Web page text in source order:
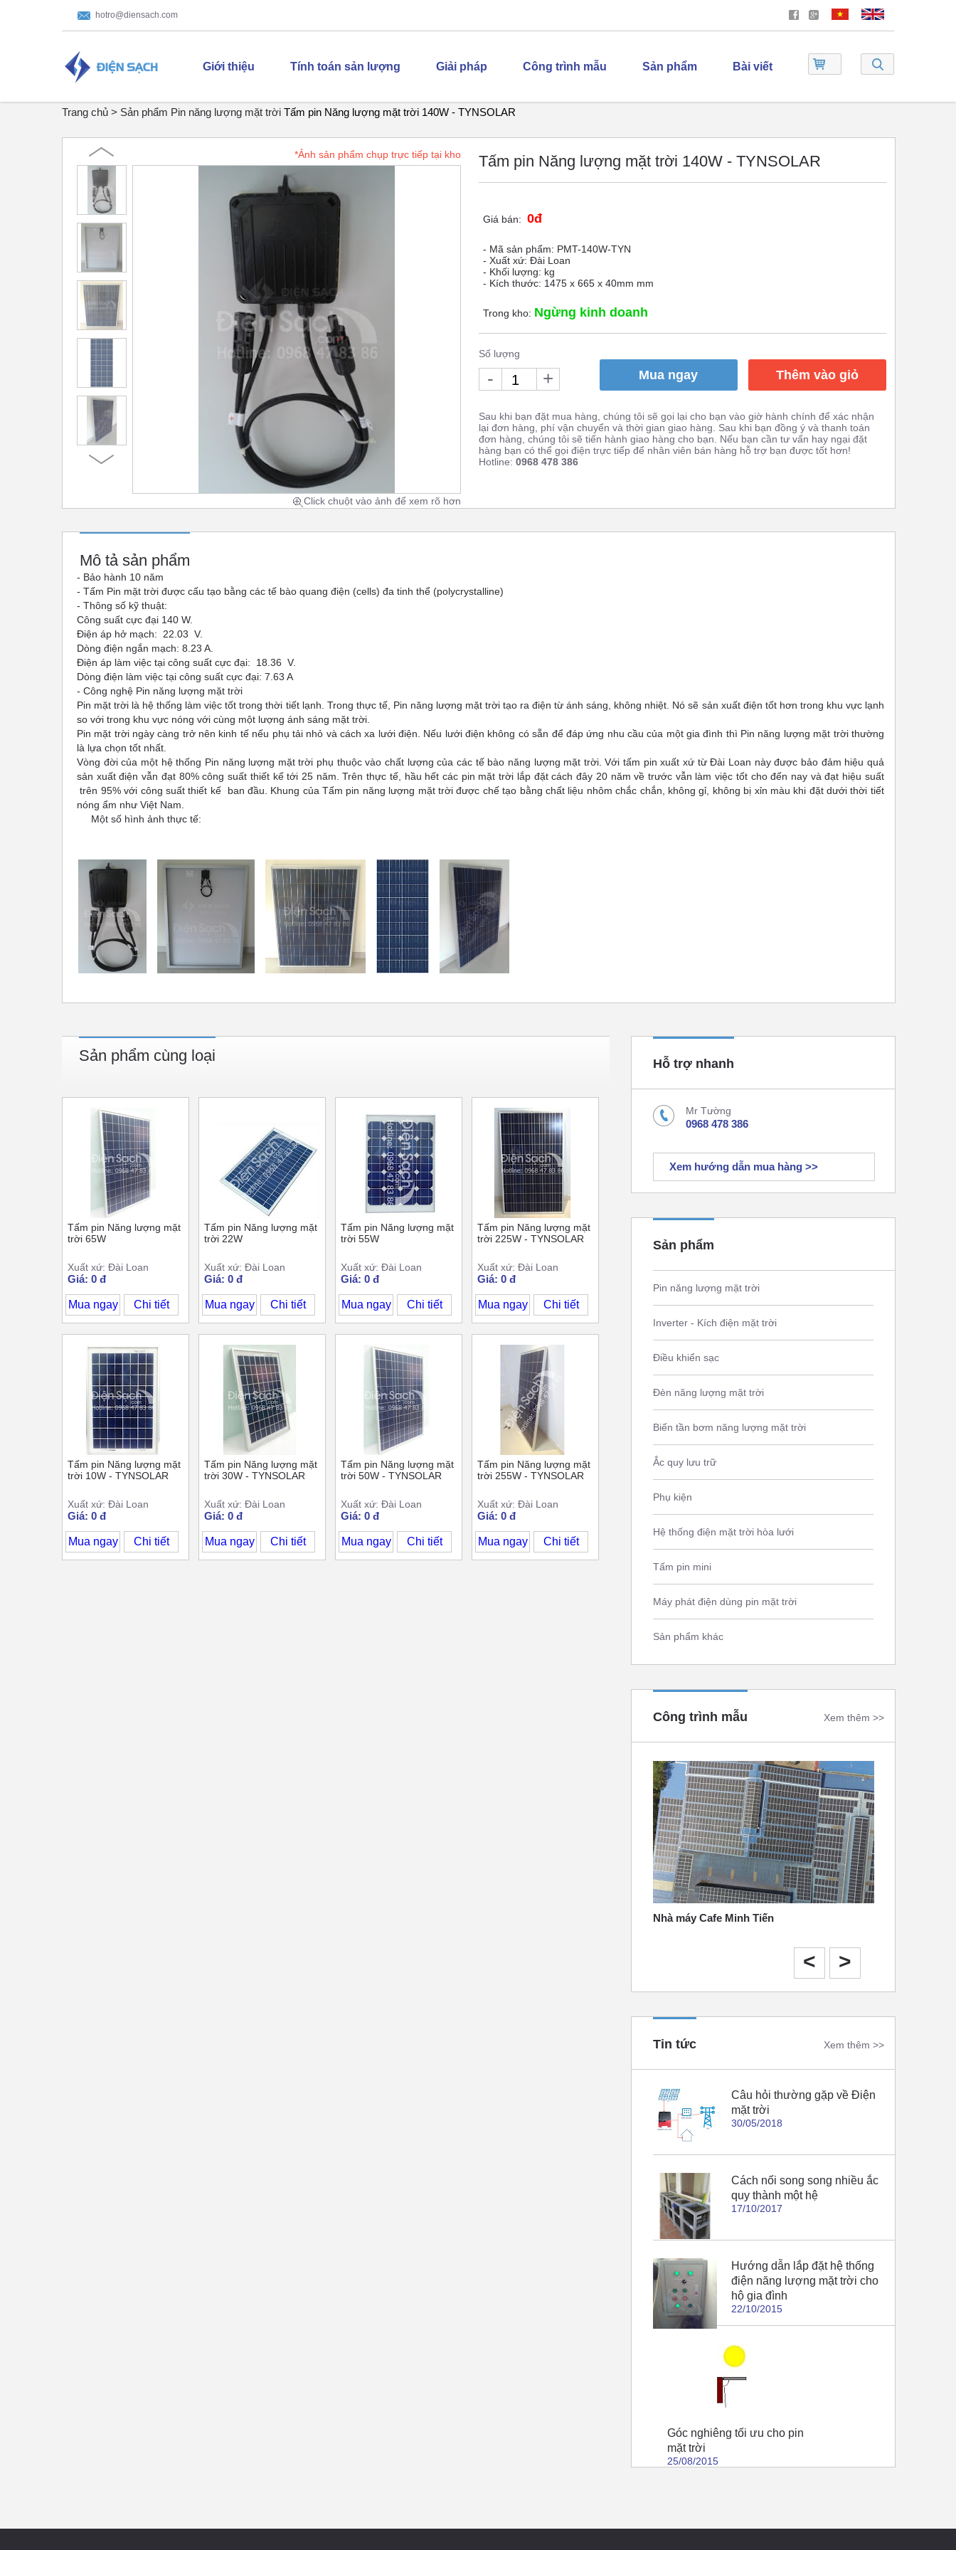
hotro@diensach.com
Giới thiệu Tính toán sản lượng Giải pháp Công trình mẫu Sản phẩm Bài viết
Trang chủ > Sản phẩm Pin năng lượng mặt trời Tấm pin Năng lượng mặt trời 140W - TYNSOLAR
*Ảnh sản phẩm chụp trực tiếp tại kho
Click chuột vào ảnh để xem rõ hơn
Tấm pin Năng lượng mặt trời 140W - TYNSOLAR
Giá bán: 0đ
- Mã sản phẩm: PMT-140W-TYN
- Xuất xứ: Đài Loan
- Khối lượng: kg
- Kích thước: 1475 x 665 x 40mm mm
Trong kho: Ngừng kinh doanh
Số lượng
- + Mua ngay Thêm vào giỏ
Sau khi bạn đặt mua hàng, chúng tôi sẽ gọi lại cho bạn vào giờ hành chính để xác nhận
lại đơn hàng, phí vận chuyển và thời gian giao hàng. Sau khi bạn đồng ý và thanh toán
đơn hàng, chúng tôi sẽ tiến hành giao hàng cho bạn. Nếu bạn cần tư vấn hay ngại đặt
hàng bạn có thể gọi điện trực tiếp để nhân viên bán hàng hỗ trợ bạn được tốt hơn!
Hotline: 0968 478 386
Mô tả sản phẩm
- Bảo hành 10 năm
- Tấm Pin mặt trời được cấu tạo bằng các tế bào quang điện (cells) đa tinh thể (polycrystalline)
- Thông số kỹ thuật:
Công suất cực đại 140 W.
Điện áp hở mạch: 22.03 V.
Dòng điện ngắn mạch: 8.23 A.
Điện áp làm việc tại công suất cực đại: 18.36 V.
Dòng điện làm việc tại công suất cực đại: 7.63 A
- Công nghệ Pin năng lượng mặt trời
Pin mặt trời là hệ thống làm việc tốt trong thời tiết lạnh. Trong thực tế, Pin năng lượng mặt trời tạo ra điện từ ánh sáng, không nhiệt. Nó sẽ sản xuất điện tốt hơn trong khu vực lạnh
so với trong khu vực nóng với cùng một lượng ánh sáng mặt trời.
Pin mặt trời ngày càng trở nên kinh tế nếu phụ tải nhỏ và cách xa lưới điện. Nếu lưới điện không có sẵn để đáp ứng nhu cầu của một gia đình thì Pin năng lượng mặt trời thường
là lựa chọn tốt nhất.
Vòng đời của một hệ thống Pin năng lượng mặt trời phụ thuộc vào chất lượng của các tế bào năng lượng mặt trời. Với tấm pin xuất xứ từ Đài Loan này được bảo đảm hiệu quả
sản xuất điện vẫn đạt 80% công suất thiết kế tới 25 năm. Trên thực tế, hầu hết các pin mặt trời lắp đặt cách đây 20 năm về trước vẫn làm việc tốt cho đến nay và đạt hiệu suất
trên 95% với công suất thiết kế ban đầu. Khung của Tấm pin năng lượng mặt trời được chế tạo bằng chất liệu nhôm chắc chắn, không gỉ, không bị xỉn màu khi đặt dưới thời tiết
nóng ẩm như Việt Nam.
Một số hình ảnh thực tế:
Sản phẩm cùng loại
Tấm pin Năng lượng mặt
trời 65W
Xuất xứ: Đài Loan
Giá: 0 đ
Mua ngay Chi tiết
Tấm pin Năng lượng mặt
trời 22W
Xuất xứ: Đài Loan
Giá: 0 đ
Mua ngay Chi tiết
Tấm pin Năng lượng mặt
trời 55W
Xuất xứ: Đài Loan
Giá: 0 đ
Mua ngay Chi tiết
Tấm pin Năng lượng mặt
trời 225W - TYNSOLAR
Xuất xứ: Đài Loan
Giá: 0 đ
Mua ngay Chi tiết
Tấm pin Năng lượng mặt
trời 10W - TYNSOLAR
Xuất xứ: Đài Loan
Giá: 0 đ
Mua ngay Chi tiết
Tấm pin Năng lượng mặt
trời 30W - TYNSOLAR
Xuất xứ: Đài Loan
Giá: 0 đ
Mua ngay Chi tiết
Tấm pin Năng lượng mặt
trời 50W - TYNSOLAR
Xuất xứ: Đài Loan
Giá: 0 đ
Mua ngay Chi tiết
Tấm pin Năng lượng mặt
trời 255W - TYNSOLAR
Xuất xứ: Đài Loan
Giá: 0 đ
Mua ngay Chi tiết
Hỗ trợ nhanh
Mr Tường
0968 478 386
Xem hướng dẫn mua hàng >>
Sản phẩm
Pin năng lượng mặt trời
Inverter - Kích điện mặt trời
Điều khiển sạc
Đèn năng lượng mặt trời
Biến tần bơm năng lượng mặt trời
Ắc quy lưu trữ
Phụ kiện
Hệ thống điện mặt trời hòa lưới
Tấm pin mini
Máy phát điện dùng pin mặt trời
Sản phẩm khác
Công trình mẫu Xem thêm >>
Nhà máy Cafe Minh Tiến
< >
Tin tức Xem thêm >>
Câu hỏi thường gặp về Điện
mặt trời
30/05/2018
Cách nối song song nhiều ắc
quy thành một hệ
17/10/2017
Hướng dẫn lắp đặt hệ thống
điện năng lượng mặt trời cho
hộ gia đình
22/10/2015
Góc nghiêng tối ưu cho pin
mặt trời
25/08/2015